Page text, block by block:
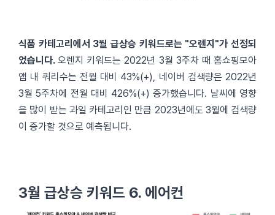
식품 카테고리에서 3월 급상승 키워드로는 "오렌지"가 선정되
었습니다.오렌지 키워드는 2022년 3월 3주차 때 홈쇼핑모아
앱 내 쿼리수는 전월 대비 43%(+), 네이버 검색량은 2022년
3월 5주차에 전월 대비 426%(+) 증가했습니다. 날씨에 영향
을 많이 받는 과일 카테고리인 만큼 2023년에도 3월에 검색량
이 증가할 것으로 예측됩니다.
3월 급상승 키워드 6. 에어컨